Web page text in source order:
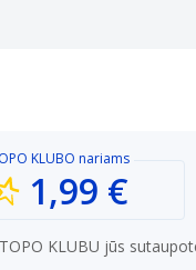
KLUBO nariams
1,99 €
KLUBU jūs